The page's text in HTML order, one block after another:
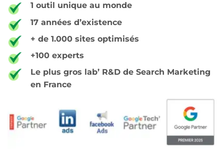
1 outil unique au monde
17 années d’existence
+ de 1.000 sites optimisés
+100 experts
Le plus gros lab’ R&D de Search Marketing
en France